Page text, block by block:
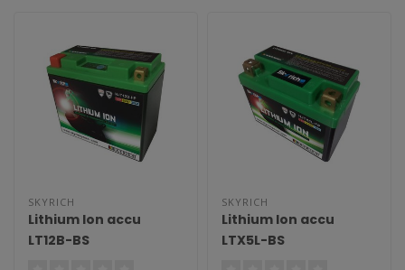
SKYRICH
Lithium Ion accu
LT12B-BS
SKYRICH
Lithium Ion accu
LTX5L-BS